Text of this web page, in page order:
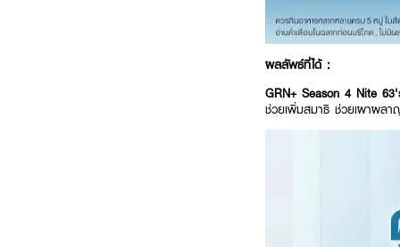
ผลลัพธ์ที่ได้ :
GRN+ Season 4 Nite
ช่วยเพิ่มสมาธิ ช่วยเผาผล